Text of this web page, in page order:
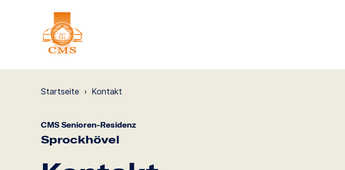
Startseite › Kontakt
CMS Senioren-Residenz
Sprockhövel